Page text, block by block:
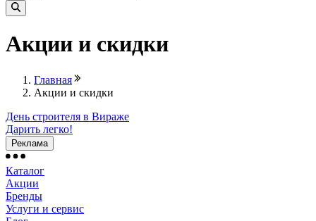
Акции и скидки
Главная
Акции и скидки
День строителя в Вираже
Дарить легко!
Реклама
Каталог
Акции
Бренды
Услуги и сервис